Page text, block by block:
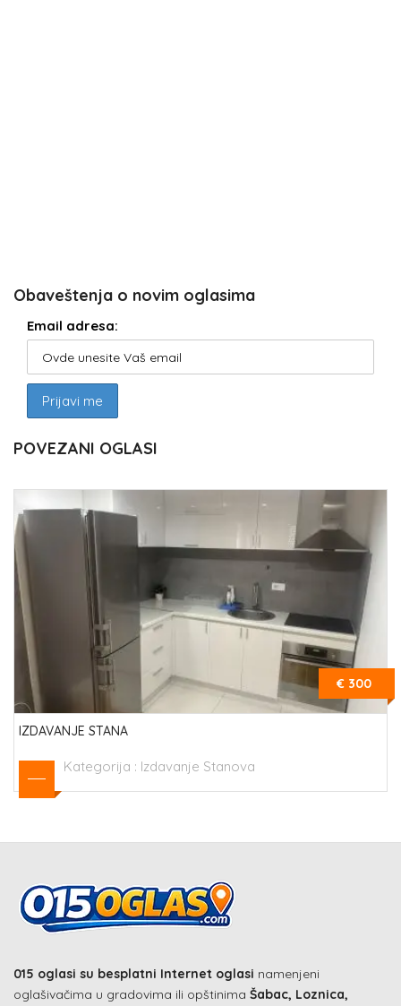
Obaveštenja o novim oglasima
Email adresa:
POVEZANI OGLASI
€ 300
IZDAVANJE STANA
Kategorija : Izdavanje Stanova
015 oglasi su besplatni Internet oglasi namenjeni
oglašivačima u gradovima ili opštinima Šabac, Loznica,